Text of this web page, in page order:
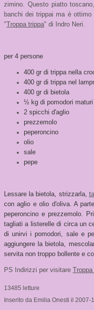
zimino. Questo piatto
banchi dei trippai ma è
"Troppa trippa" di Indro Neri.
per 4 persone
400 gr di trippa nella
400 gr di trippa nel
400 gr di bietola
½ kg di pomodori maturi
2 spicchi d'aglio
prezzemolo
peperoncino
olio
sale
pepe
Lessare la bietola, strizzarla,
con aglio e olio d'oliva. A
peperoncino e prezzemolo.
tagliati a listerelle di circa un
di unirvi i pomodori, sale e
aggiungere la bietola,
servita non troppo bollente e
PS Indirizzi per visitare
13485 letture
Inserito da Emilia Onesti il 2007-